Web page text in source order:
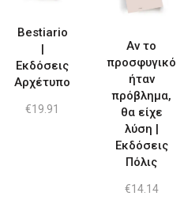
Bestiario
|
Εκδόσεις
Αρχέτυπο
€19.91
Αν το
προσφυγικό
ήταν
πρόβλημα,
θα είχε
λύση |
Εκδόσεις
Πόλις
€14.14